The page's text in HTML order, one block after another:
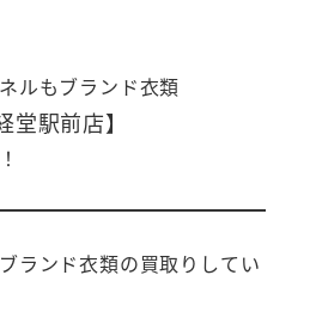
ルもブランド衣類
堂駅前店】
ランド衣類の買取りしてい